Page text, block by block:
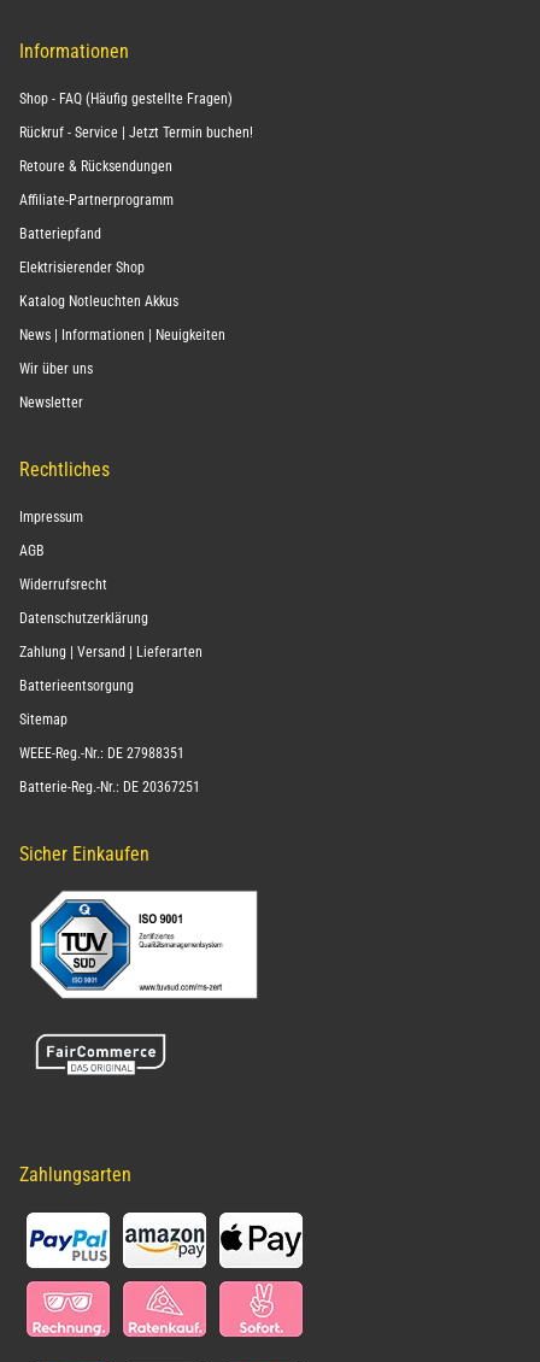
Informationen
Shop - FAQ (Häufig gestellte Fragen)
Rückruf - Service | Jetzt Termin buchen!
Retoure & Rücksendungen
Affiliate-Partnerprogramm
Batteriepfand
Elektrisierender Shop
Katalog Notleuchten Akkus
News | Informationen | Neuigkeiten
Wir über uns
Newsletter
Rechtliches
Impressum
AGB
Widerrufsrecht
Datenschutzerklärung
Zahlung | Versand | Lieferarten
Batterieentsorgung
Sitemap
WEEE-Reg.-Nr.: DE 27988351
Batterie-Reg.-Nr.: DE 20367251
Sicher Einkaufen
Zahlungsarten